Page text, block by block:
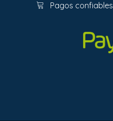
Pagos